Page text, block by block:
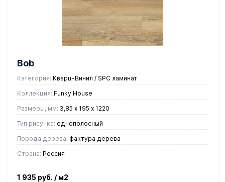
Bob
Категория: Кварц-Винил / SPC ламинат
Коллекция: Funky House
Размеры, мм: 3,85 х 195 х 1220
Тип рисунка: однополосный
Порода дерева: фактура дерева
Страна: Россия
1 935 руб. / м2